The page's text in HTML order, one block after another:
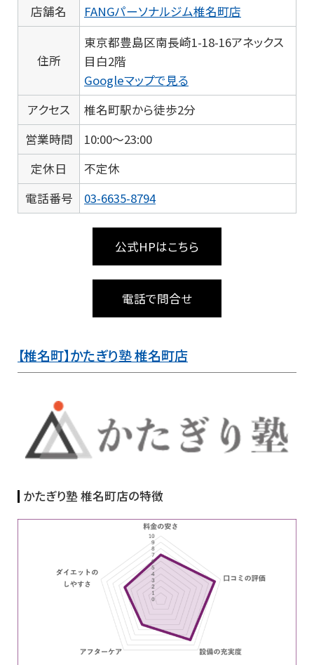
店舗名 FANGパーソナルジム椎名町店
住所
東京都豊島区南長崎1-18-16アネックス
目白2階
Googleマップで見る
アクセス
椎名町駅から徒歩2分
営業時間
10:00～23:00
定休日
不定休
電話番号
03-6635-8794
公式HPはこちら
電話で問合せ
【椎名町】かたぎり塾 椎名町店
かたぎり塾 椎名町店の特徴